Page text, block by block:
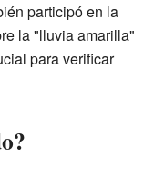
participó en la
la "lluvia amarilla"
para verificar